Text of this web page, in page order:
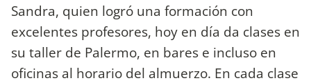
Sandra, quien logró una formación con
excelentes profesores, hoy en día da clases en
su taller de Palermo, en bares e incluso en
oficinas al horario del almuerzo. En cada clase